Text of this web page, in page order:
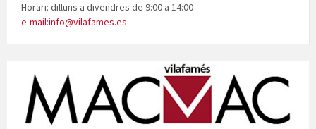
Horari: dilluns a divendres de 9:00 a 14:00
e-mail:info@vilafames.es